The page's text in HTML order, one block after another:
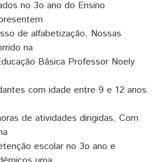
no 3o ano do Ensino
de alfabetização. Nossas
na
Básica Professor Noely
com idade entre 9 e 12 anos
de atividades dirigidas. Com
escolar no 3o ano e